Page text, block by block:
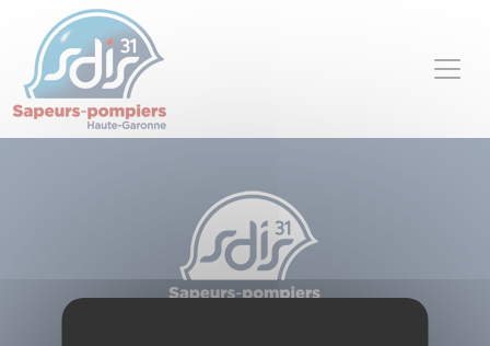
Panneau de gestion des cookies